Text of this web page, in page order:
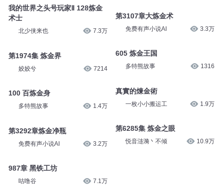
我的世界之头号玩家Ⅱ 128炼金
术士
北少侠来也 7.3万
第1974集 炼金界
姣姣兮 7214
100 百炼金身
多特熊故事 1.4万
第3292章炼金净瓶
免费有声小说AI 3.2万
987章 黑铁工坊
咕噜谷 7.1万
第3107章大炼金术
免费有声小说AI 3.3万
605 炼金王国
多特熊故事 1316
真實的煉金術
一枚小小搬运工 1.9万
第6285集 炼金之眼
悦音涟漪丶不倾 10.9万